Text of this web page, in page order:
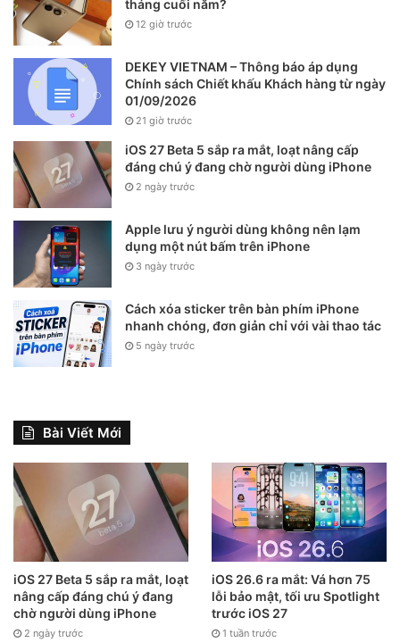
tháng cuối năm?
12 giờ trước
DEKEY VIETNAM – Thông báo áp dụng
Chính sách Chiết khấu Khách hàng từ ngày
01/09/2026
21 giờ trước
iOS 27 Beta 5 sắp ra mắt, loạt nâng cấp
đáng chú ý đang chờ người dùng iPhone
2 ngày trước
Apple lưu ý người dùng không nên lạm
dụng một nút bấm trên iPhone
3 ngày trước
Cách xóa sticker trên bàn phím iPhone
nhanh chóng, đơn giản chỉ với vài thao tác
5 ngày trước
Bài Viết Mới
iOS 27 Beta 5 sắp ra mắt, loạt
nâng cấp đáng chú ý đang
chờ người dùng iPhone
2 ngày trước
iOS 26.6 ra mắt: Vá hơn 75
lỗi bảo mật, tối ưu Spotlight
trước iOS 27
1 tuần trước